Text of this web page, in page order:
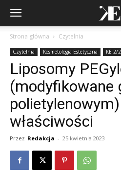
Strona główna Czytelnia
Czytelnia Kosmetologia Estetyczna KE 2/
Liposomy
(modyfikowane
właściwości
Przez Redakcja - 25 kwietnia 2023